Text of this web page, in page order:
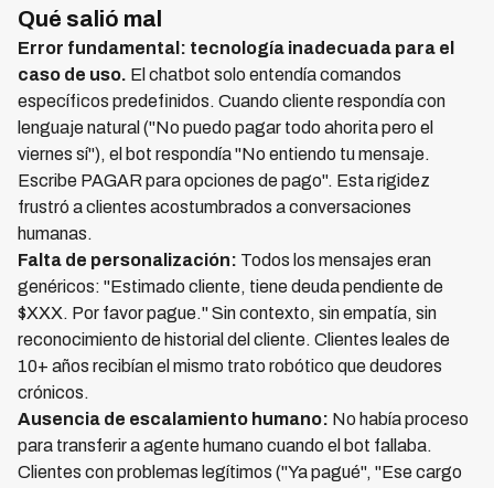
Qué salió mal
Error fundamental: tecnología inadecuada para el
caso de uso. El chatbot solo entendía comandos
específicos predefinidos. Cuando cliente respondía con
lenguaje natural ("No puedo pagar todo ahorita pero el
viernes sí"), el bot respondía "No entiendo tu mensaje.
Escribe PAGAR para opciones de pago". Esta rigidez
frustró a clientes acostumbrados a conversaciones
humanas.
Falta de personalización: Todos los mensajes eran
genéricos: "Estimado cliente, tiene deuda pendiente de
$XXX. Por favor pague." Sin contexto, sin empatía, sin
reconocimiento de historial del cliente. Clientes leales de
10+ años recibían el mismo trato robótico que deudores
crónicos.
Ausencia de escalamiento humano: No había proceso
para transferir a agente humano cuando el bot fallaba.
Clientes con problemas legítimos ("Ya pagué", "Ese cargo